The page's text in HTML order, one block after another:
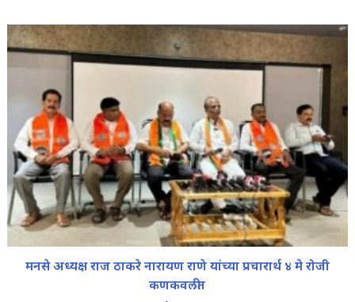
मनसे अध्यक्ष राज ठाकरे नारायण राणे यांच्या प्रचारार्थ ४ मे रोजी
कणकवलीत